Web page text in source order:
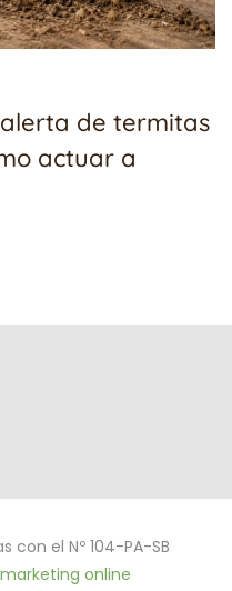
de termitas
actuar a
el Nº 104-PA-SB
online